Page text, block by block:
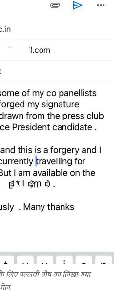
पल्लवी घोष का लिखा गया
मेल.